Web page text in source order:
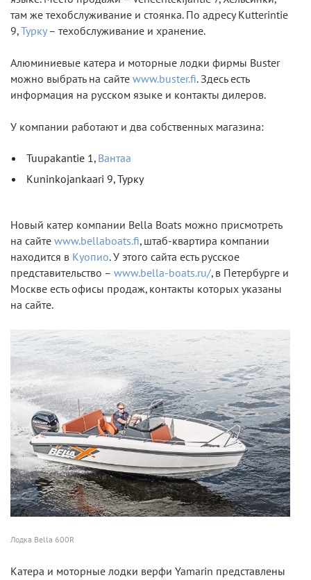
там же техобслуживание и стоянка. По адресу Kutterintie
9,Турку– техобслуживание и хранение.
Алюминиевые катера и моторные лодки фирмы Buster
можно выбрать на сайте www.buster.fi. Здесь есть
информация на русском языке и контакты дилеров.
У компании работают и два собственных магазина:
Tuupakantie 1, Вантаа
Kuninkojankaari 9, Турку
Новый катер компании Bella Boats можно присмотреть
на сайте www.bellaboats.fi, штаб-квартира компании
находится в Куопио. У этого сайта есть русское
представительство – www.bella-boats.ru/, в Петербурге и
Москве есть офисы продаж, контакты которых указаны
на сайте.
Лодка Bella 600R
Катера и моторные лодки верфи Yamarin представлены